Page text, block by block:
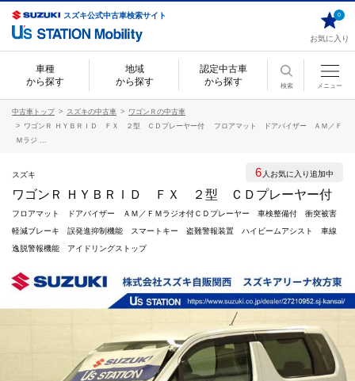
スズキ公式中古車検索サイト
お気に入り
0
車種
から探す
地域
から探す
認定中古車
から探す
検索 メニュー
中古車トップ スズキの中古車
ワゴンＲの中古車
ワゴンＲ ＨＹＢＲＩＤ ＦＸ ２型 ＣＤプレーヤー付 フロアマット ドアバイザー ＡＭ／Ｆ
Ｍラジ ...
スズキ
ワゴンＲ ＨＹＢＲＩＤ ＦＸ ２型 ＣＤプレーヤー付
フロアマット ドアバイザー ＡＭ／ＦＭラジオ付ＣＤプレーヤー 車検整備付 衝突被害
軽減ブレーキ 誤発進抑制機能 スマートキー 盗難警報装置 ハイビームアシスト 車線
逸脱警報機能 アイドリングストップ
6 人お気に入り追加中